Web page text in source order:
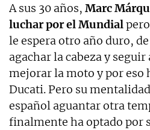
A sus 30 años, Marc
luchar por el Mundial
le espera otro año duro,
agachar la cabeza y
mejorar la moto y por eso
Ducati. Pero su
español aguantar otra
finalmente ha optado por